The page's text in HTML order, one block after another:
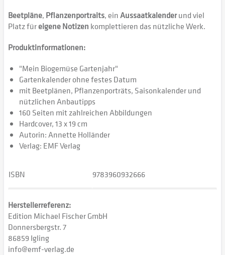
Beetpläne, Pflanzenportraits, einAussaatkalenderund viel
Platz füreigene Notizen komplettieren das nützliche Werk.
Produktinformationen:
"Mein Biogemüse Gartenjahr"
Gartenkalender ohne festes Datum
mit Beetplänen, Pflanzenporträts, Saisonkalender und
nützlichen Anbautipps
160 Seiten mit zahlreichen Abbildungen
Hardcover,13 x 19 cm
Autorin: Annette Holländer
Verlag: EMF Verlag
ISBN 9783960932666
Herstellerreferenz:
Edition Michael Fischer GmbH
Donnersbergstr. 7
86859 Igling
info@emf-verlag.de